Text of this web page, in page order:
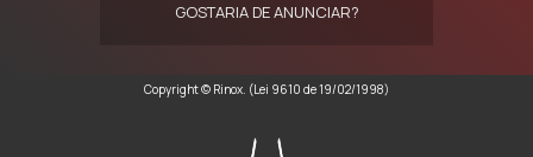
GOSTARIA DE ANUNCIAR?
Copyright © Rinox. (Lei 9610 de 19/02/1998)